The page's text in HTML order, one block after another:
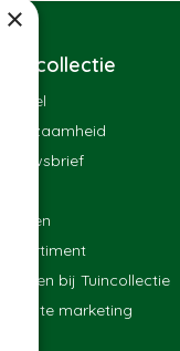
Tuincollectie
Winkel
Duurzaamheid
Nieuwsbrief
Merken
Assortiment
Werken bij Tuincollectie
Affiliate marketing
×